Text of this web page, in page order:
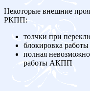
Некоторые внешние
РКПП:
толчки при
блокировка
полная
работы АКПП